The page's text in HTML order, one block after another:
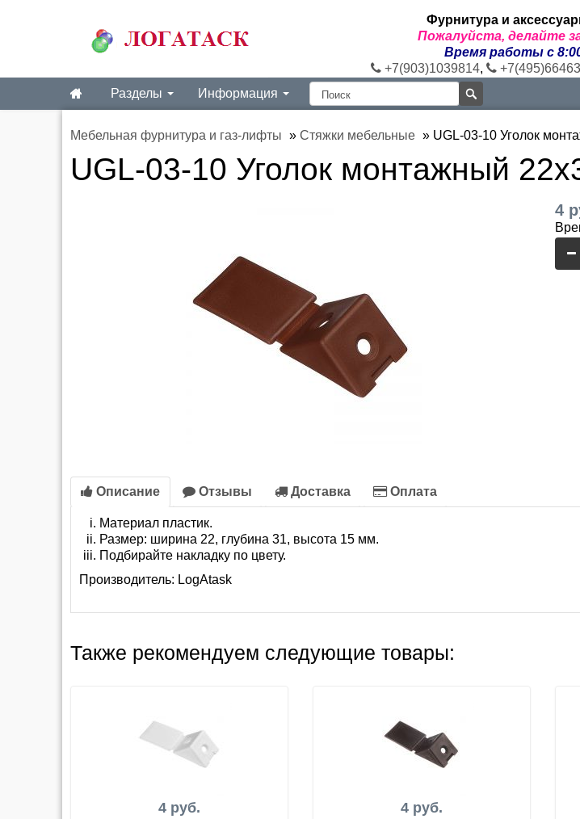
Фурнитура и
Пожалуйста, делайте
Время работы с
+7(903)1039814,
Разделы
Информация
Мебельная фурнитура и газ-лифты » Стяжки мебельные » UGL-03-10 Уголок
UGL-03-10 Уголок монтажный
4
Описание Отзывы Доставка Оплата
Материал пластик.
Размер: ширина 22, глубина 31, высота 15 мм.
Подбирайте накладку по цвету.
Производитель: LogAtask
Также рекомендуем следующие товары:
4 руб.
4 руб.